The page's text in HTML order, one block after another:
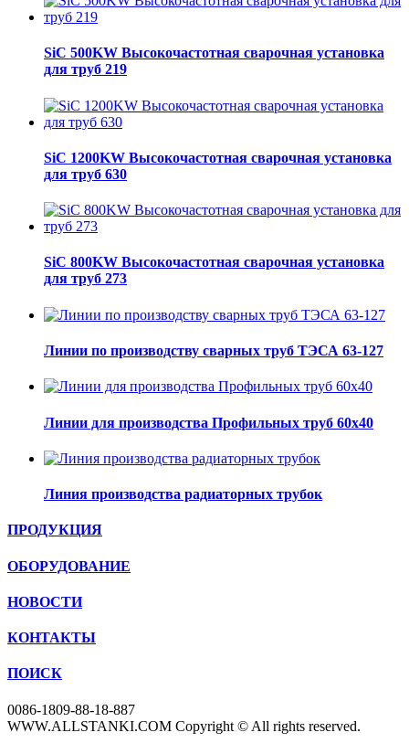
SiC 500KW Высокочастотная сварочная установка
для труб 219
SiC 1200KW Высокочастотная сварочная установка
для труб 630
SiC 800KW Высокочастотная сварочная установка
для труб 273
Линии по производству сварных труб ТЭСА 63-127
Линии для производства Профильных труб 60х40
Линия производства радиаторных трубок
ПРОДУКЦИЯ
ОБОРУДОВАНИЕ
НОВОСТИ
КОНТАКТЫ
ПОИСК
0086-1809-88-18-887
WWW.ALLSTANKI.COM Copyright © All rights reserved.